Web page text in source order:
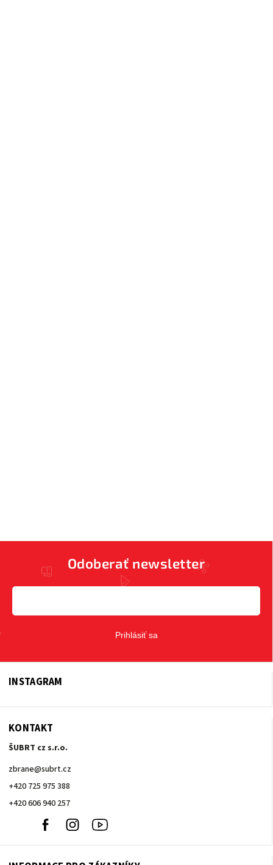
Odoberať newsletter
Prihlásiť sa
INSTAGRAM
KONTAKT
ŠUBRT cz s.r.o.
zbrane@subrt.cz
+420 725 975 388
+420 606 940 257
+420
940
Facebook Instagram